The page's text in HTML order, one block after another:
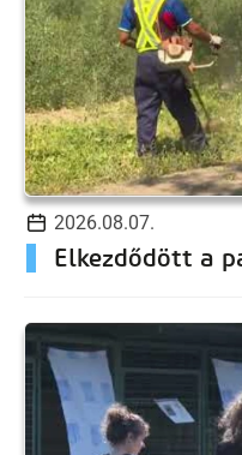
2026.08.07.
Elkezdődött a